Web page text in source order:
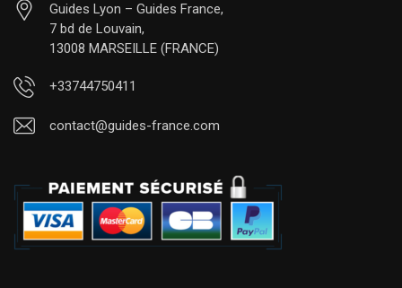
Guides Lyon – Guides France,
7 bd de Louvain,
13008 MARSEILLE (FRANCE)
+33744750411
contact@guides-france.com